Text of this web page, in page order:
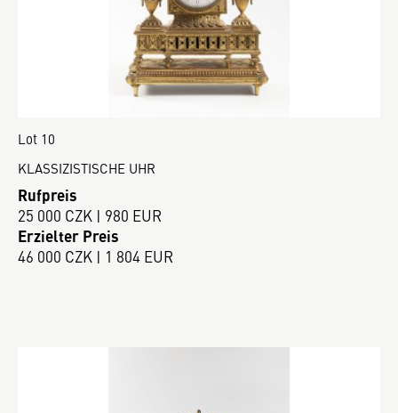
Lot 10
KLASSIZISTISCHE UHR
Rufpreis
25 000 CZK | 980 EUR
Erzielter Preis
46 000 CZK | 1 804 EUR